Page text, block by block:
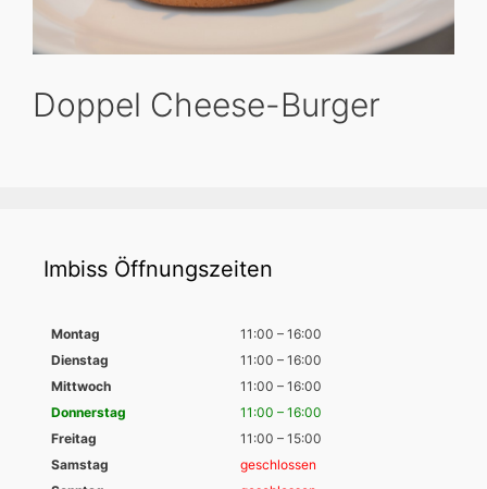
Doppel Cheese-Burger
Imbiss Öffnungszeiten
Montag
11:00 – 16:00
Dienstag
11:00 – 16:00
Mittwoch
11:00 – 16:00
Donnerstag
11:00 – 16:00
Freitag
11:00 – 15:00
Samstag
geschlossen